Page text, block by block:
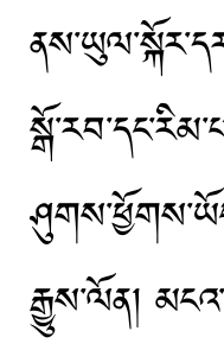
རྒྱུས་ལོན།